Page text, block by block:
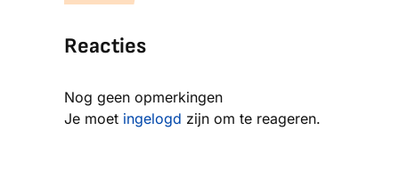
Reacties
Nog geen opmerkingen
Je moet ingelogd zijn om te reageren.